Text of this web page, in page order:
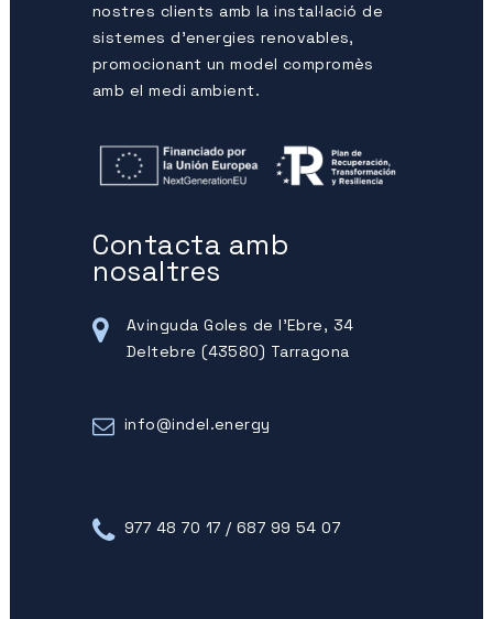
nostres clients amb la instal·lació de
sistemes d’energies renovables,
promocionant un model compromès
amb el medi ambient.
Contacta amb
nosaltres
Avinguda Goles de l'Ebre, 34
Deltebre (43580) Tarragona
info@indel.energy
977 48 70 17 / 687 99 54 07